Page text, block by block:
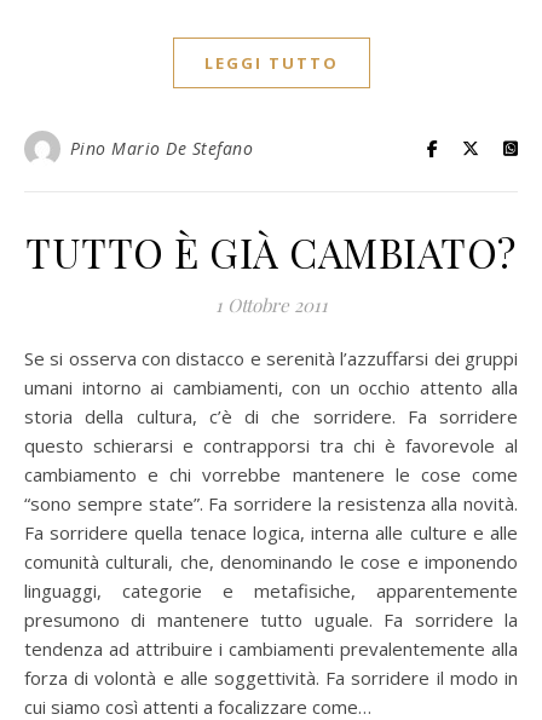
LEGGI TUTTO
Pino Mario De Stefano
TUTTO È GIÀ CAMBIATO?
1 Ottobre 2011
Se si osserva con distacco e serenità l’azzuffarsi dei gruppi
umani intorno ai cambiamenti, con un occhio attento alla
storia della cultura, c’è di che sorridere. Fa sorridere
questo schierarsi e contrapporsi tra chi è favorevole al
cambiamento e chi vorrebbe mantenere le cose come
“sono sempre state”. Fa sorridere la resistenza alla novità.
Fa sorridere quella tenace logica, interna alle culture e alle
comunità culturali, che, denominando le cose e imponendo
linguaggi, categorie e metafisiche, apparentemente
presumono di mantenere tutto uguale. Fa sorridere la
tendenza ad attribuire i cambiamenti prevalentemente alla
forza di volontà e alle soggettività. Fa sorridere il modo in
cui siamo così attenti a focalizzare come…